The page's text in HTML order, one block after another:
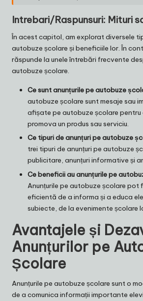
Intrebari/Raspunsuri: Mituri
În acest capitol, am explorat diversele
autobuze școlare și beneficiile lor. În
răspunde la unele întrebări frecvente
autobuze școlare.
Ce sunt anunțurile pe autobuze
autobuze școlare sunt mesaje sau
afișate pe autobuze școlare pentru
promova un produs sau serviciu.
Ce tipuri de anunțuri pe autobuze
trei tipuri de anunțuri pe autobuze
publicitare, anunțuri informative și
Ce beneficii au anunțurile pe
Anunțurile pe autobuze școlare pot
eficientă de a informa și a educa
subiecte, de la evenimente școlare
Avantajele și
Anunțurilor pe
Școlare
Anunțurile pe autobuze școlare sunt o
de a comunica informații importante